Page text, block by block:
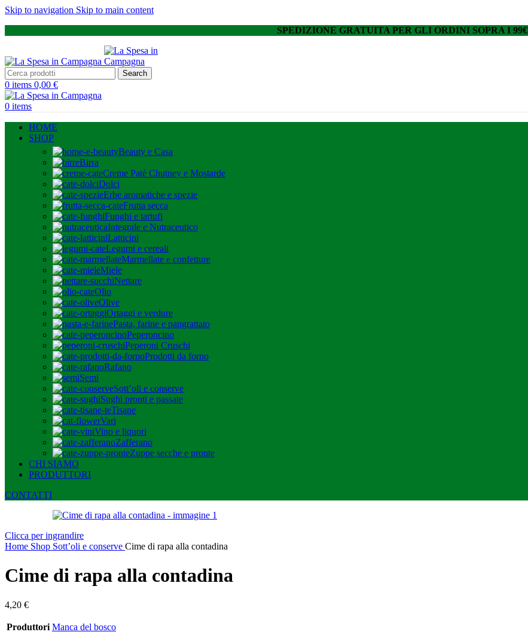
Skip to navigation Skip to main content
SPEDIZIONE GRATUITA PER GLI ORDINI SOPRA I 99€
Search
0 items 0,00 €
0 items
HOME
SHOP
Beauty e Casa
Birra
Creme Patè Chutney e Mostarde
Dolci
Erbe aromatiche e spezie
Frutta secca
Funghi e tartufi
Integrale e Nutraceutico
Latticini
Legumi e cereali
Marmellate e confetture
Miele
Nettare
Olio
Olive
Ortaggi e verdure
Pasta, farine e pangrattato
Peperoncino
Peperoni Cruschi
Prodotti da forno
Rafano
Semi
Sott’oli e conserve
Sughi pronti e passate
Tisane
Vari
Vino e liquori
Zafferano
Zuppe secche e pronte
CHI SIAMO
PRODUTTORI
CONTATTI
Clicca per ingrandire
Home Shop Sott’oli e conserve Cime di rapa alla contadina
Cime di rapa alla contadina
4,20 €
Produttori Manca del bosco